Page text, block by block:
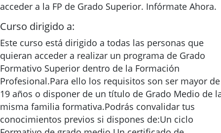
acceder a la FP de Grado Superior. Infórmate Ahora.
Curso dirigido a:
Este curso está dirigido a todas las personas que
quieran acceder a realizar un programa de Grado
Formativo Superior dentro de la Formación
Profesional.Para ello los requisitos son ser mayor de
19 años o disponer de un título de Grado Medio de
misma familia formativa.Podrás convalidar tus
conocimientos previos si dispones de:Un ciclo